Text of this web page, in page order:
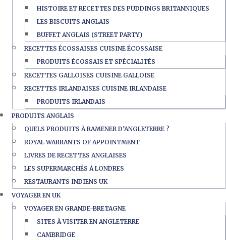
HISTOIRE ET RECETTES DES PUDDINGS BRITANNIQUES
LES BISCUITS ANGLAIS
BUFFET ANGLAIS (STREET PARTY)
RECETTES ÉCOSSAISES CUISINE ÉCOSSAISE
PRODUITS ÉCOSSAIS ET SPÉCIALITÉS
RECETTES GALLOISES CUISINE GALLOISE
RECETTES IRLANDAISES CUISINE IRLANDAISE
PRODUITS IRLANDAIS
PRODUITS ANGLAIS
QUELS PRODUITS À RAMENER D’ANGLETERRE ?
ROYAL WARRANTS OF APPOINTMENT
LIVRES DE RECETTES ANGLAISES
LES SUPERMARCHÉS À LONDRES
RESTAURANTS INDIENS UK
VOYAGER EN UK
VOYAGER EN GRANDE-BRETAGNE
SITES À VISITER EN ANGLETERRE
CAMBRIDGE